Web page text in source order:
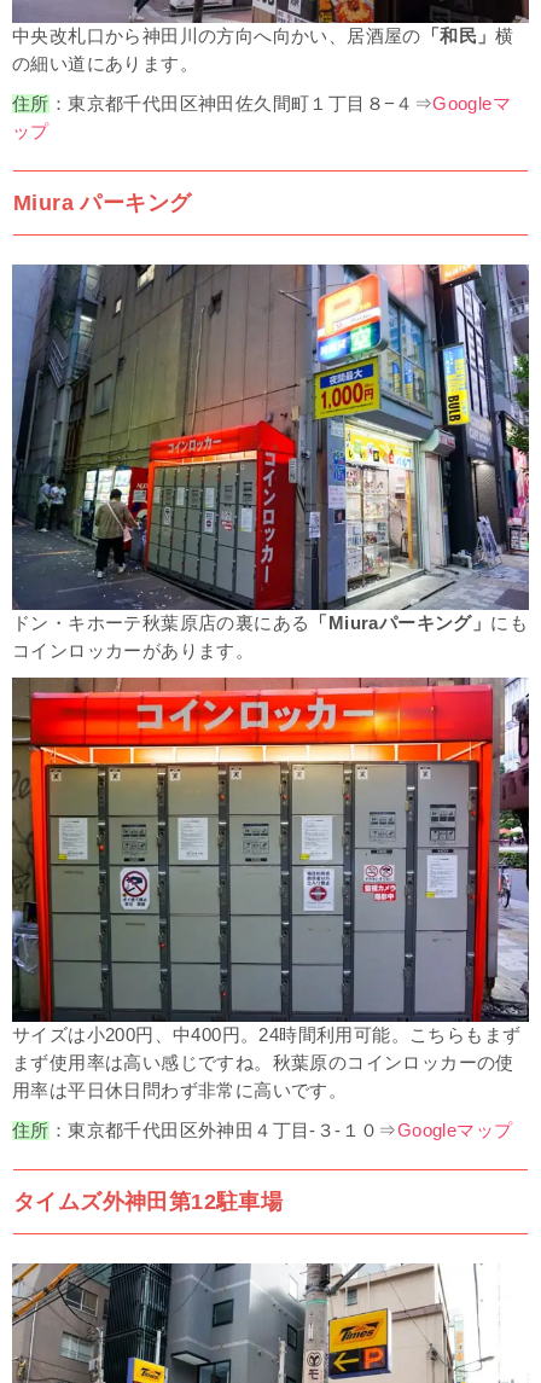
中央改札口から神田川の方向へ向かい、居酒屋の 「和民」横
の細い道にあります。
住所 ：東京都千代田区神田佐久間町１丁目８−４⇒Googleマ
ップ
Miura パーキング
ドン・キホーテ秋葉原店の裏にある 「Miuraパーキング」 にも
コインロッカーがあります。
サイズは小200円、中400円。24時間利用可能。こちらもまず
まず使用率は高い感じですね。秋葉原のコインロッカーの使
用率は平日休日問わず非常に高いです。
住所 ：東京都千代田区外神田４丁目-３-１０⇒Googleマップ
タイムズ外神田第12駐車場